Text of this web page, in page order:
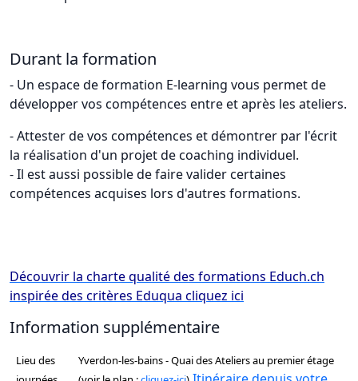
Durant la formation
- Un espace de formation E-learning vous permet de
développer vos compétences entre et après les ateliers.
- Attester de vos compétences et démontrer par l'écrit
la réalisation d'un projet de coaching individuel.
- Il est aussi possible de faire valider certaines
compétences acquises lors d'autres formations.
Découvrir la charte qualité des formations Educh.ch
inspirée des critères Eduqua cliquez ici
Information supplémentaire
Lieu des
Yverdon-les-bains - Quai des Ateliers au premier étage